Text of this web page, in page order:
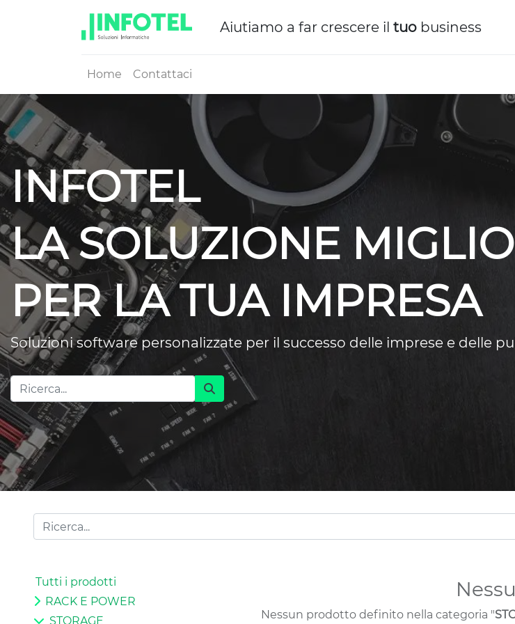
Aiutiamo a far crescere il tuo business
Home Contattaci
INFOTEL
LA SOLUZIONE
PER LA TUA IMPRESA
Soluzioni software personalizzate per il successo delle imprese e delle
Tutti i prodotti
RACK E POWER
STORAGE
Nessun prodotto definito nella categoria "